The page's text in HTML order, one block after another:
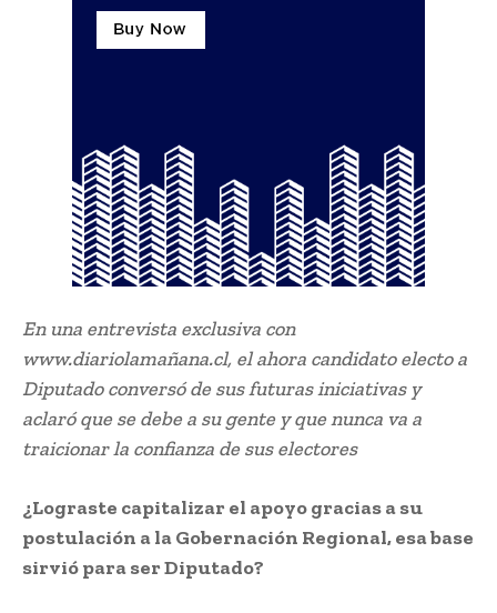
En una entrevista exclusiva con
www.diariolamañana.cl, el ahora candidato electo a
Diputado conversó de sus futuras iniciativas y
aclaró que se debe a su gente y que nunca va a
traicionar la confianza de sus electores
¿Lograste capitalizar el apoyo gracias a su
postulación a la Gobernación Regional, esa base
sirvió para ser Diputado?